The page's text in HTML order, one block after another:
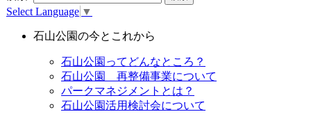
Select Language ▼
石山公園の今とこれから
石山公園ってどんなところ？
石山公園 再整備事業について
パークマネジメントとは？
石山公園活用検討会について